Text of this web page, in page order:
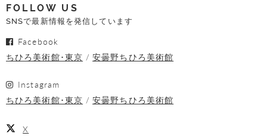
FOLLOW US
SNSで最新情報を発信しています
Facebook
ちひろ美術館･東京
安曇野ちひろ美術館
Instagram
ちひろ美術館･東京
安曇野ちひろ美術館
X